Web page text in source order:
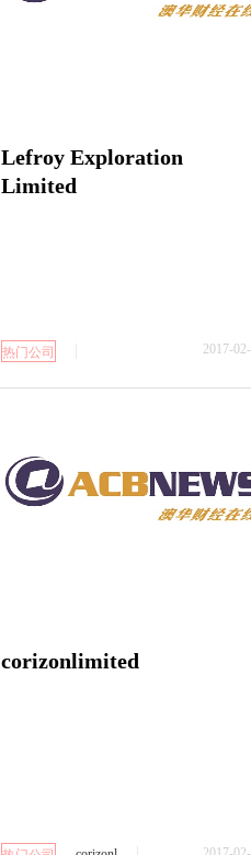
Lefroy Exploration
Limited
热门公司 2017-
corizonlimited